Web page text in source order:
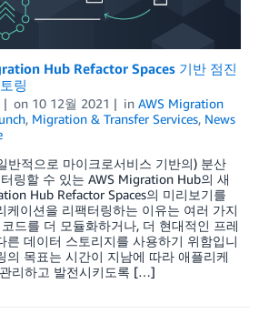
Hub Refactor Spaces 기반 점진
링
on 10 12월 2021 in AWS Migration
, Migration & Transfer Services, News
반적으로 마이크로서비스 기반의) 분산
링할 수 있는 AWS Migration Hub의 새
Hub Refactor Spaces의 미리보기를
케이션을 리팩터링하는 이유는 여러 가지
드를 더 모듈화하거나, 더 현대적인 프레
른 데이터 스토리지를 사용하기 위함입니
의 목표는 시간이 지남에 따라 애플리케
리하고 발전시키도록 […]